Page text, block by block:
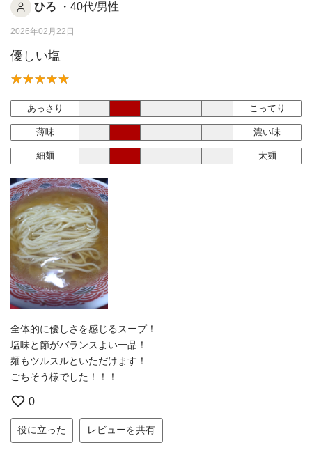
ひろ ・40代/男性
2026年02月22日
優しい塩
あっさり こってり
薄味 濃い味
細麺 太麺
全体的に優しさを感じるスープ！
塩味と節がバランスよい一品！
麺もツルスルといただけます！
ごちそう様でした！！！
0
役に立った レビューを共有